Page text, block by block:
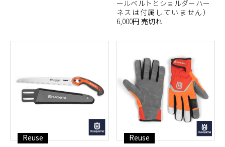
ールベルトとショルダーハー
ネスは付属していません）
6,000円 売切れ
Reuse
Reuse